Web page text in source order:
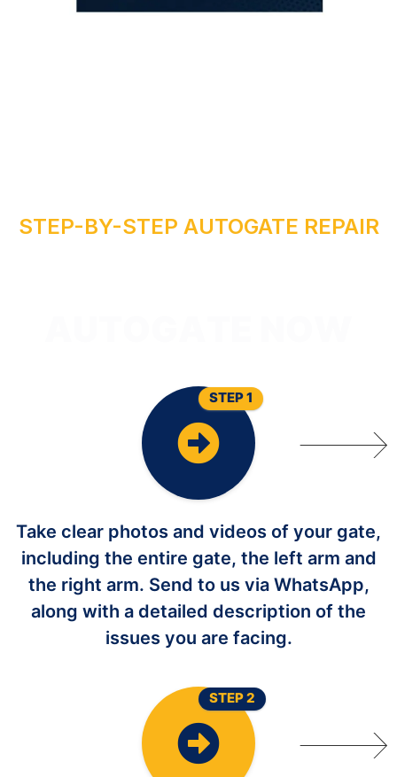
STEP-BY-STEP AUTOGATE REPAIR
U
Take clear photos and videos of your gate,
including the entire gate, the left arm and
the right arm. Send to us via WhatsApp,
along with a detailed description of the
issues you are facing.
STEP 1
STEP 2